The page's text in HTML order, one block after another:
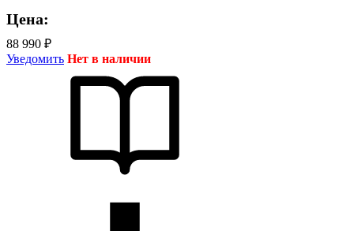
Цена:
88 990 ₽
Уведомить Нет в наличии